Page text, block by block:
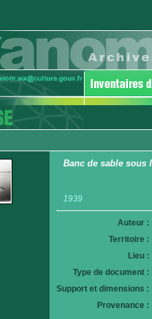
Banc de sable sous
1939
Auteur :
Territoire :
Lieu :
Type de document :
Support et dimensions :
Provenance :